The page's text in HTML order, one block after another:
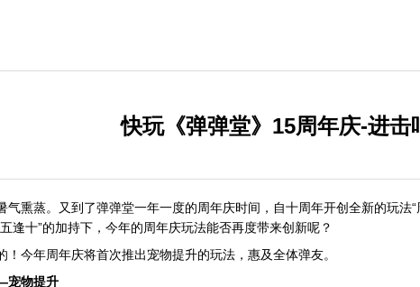
快玩《弹弹堂》15周年庆-进击
气熏蒸。又到了弹弹堂一年一度的周年庆时间，自十周年开创全新的玩法
逢十”的加持下，今年的周年庆玩法能否再度带来创新呢？
！今年周年庆将首次推出宠物提升的玩法，惠及全体弹友。
宠物提升